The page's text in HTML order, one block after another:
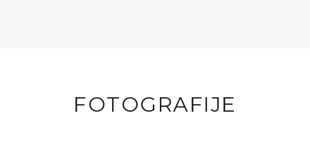
FOTOGRAFIJE